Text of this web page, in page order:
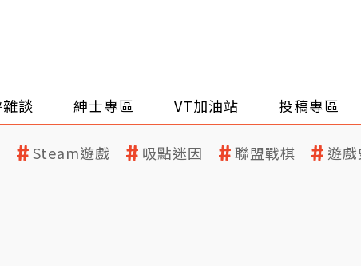
談 紳士專區 VT加油站 投稿專區
Steam遊戲 吸點迷因 聯盟戰棋 遊